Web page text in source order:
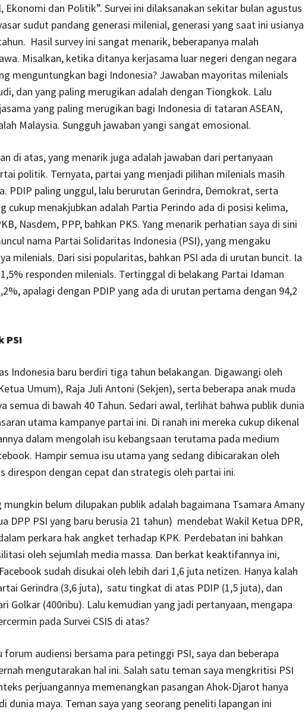
Ekonomi dan Politik”. Survei ini dilaksanakan sekitar bulan agustus
sudut pandang generasi milenial, generasi yang saat ini usianya
Hasil survey ini sangat menarik, beberapanya malah
Misalkan, ketika ditanya kerjasama luar negeri dengan negara
menguntungkan bagi Indonesia? Jawaban mayoritas milenials
dan yang paling merugikan adalah dengan Tiongkok. Lalu
yang paling merugikan bagi Indonesia di tataran ASEAN,
Malaysia. Sungguh jawaban yangi sangat emosional.
di atas, yang menarik juga adalah jawaban dari pertanyaan
politik. Ternyata, partai yang menjadi pilihan milenials masih
PDIP paling unggul, lalu berurutan Gerindra, Demokrat, serta
cukup menakjubkan adalah Partia Perindo ada di posisi kelima,
Nasdem, PPP, bahkan PKS. Yang menarik perhatian saya di sini
nama Partai Solidaritas Indonesia (PSI), yang mengaku
milenials. Dari sisi popularitas, bahkan PSI ada di urutan buncit. Ia
responden milenials. Tertinggal di belakang Partai Idaman
apalagi dengan PDIP yang ada di urutan pertama dengan 94,2
PSI
Indonesia baru berdiri tiga tahun belakangan. Digawangi oleh
Umum), Raja Juli Antoni (Sekjen), serta beberapa anak muda
semua di bawah 40 Tahun. Sedari awal, terlihat bahwa publik dunia
utama kampanye partai ini. Di ranah ini mereka cukup dikenal
dalam mengolah isu kebangsaan terutama pada medium
Hampir semua isu utama yang sedang dibicarakan oleh
direspon dengan cepat dan strategis oleh partai ini.
mungkin belum dilupakan publik adalah bagaimana Tsamara Amany
DPP PSI yang baru berusia 21 tahun) mendebat Wakil Ketua DPR,
perkara hak angket terhadap KPK. Perdebatan ini bahkan
oleh sejumlah media massa. Dan berkat keaktifannya ini,
sudah disukai oleh lebih dari 1,6 juta netizen. Hanya kalah
Gerindra (3,6 juta), satu tingkat di atas PDIP (1,5 juta), dan
Golkar (400ribu). Lalu kemudian yang jadi pertanyaan, mengapa
pada Survei CSIS di atas?
forum audiensi bersama para petinggi PSI, saya dan beberapa
mengutarakan hal ini. Salah satu teman saya mengkritisi PSI
perjuangannya memenangkan pasangan Ahok-Djarot hanya
dunia maya. Teman saya yang seorang peneliti lapangan ini